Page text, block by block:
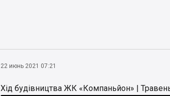
22 июнь 2021 07:21
Хід будівництва ЖК «Компаньйон» |